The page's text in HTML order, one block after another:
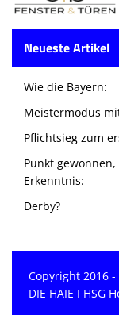
Neueste Artikel
Wie die Bayern:
Meistermodus
Pflichtsieg zum
Punkt
Erkenntnis:
Derby?
Copyright 2016 -
DIE HAIE I HSG